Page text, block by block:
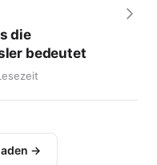
die
bedeutet
→